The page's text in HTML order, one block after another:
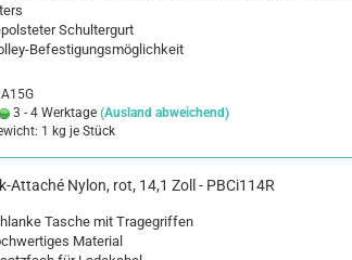
Schul­ter­gurt
​Befestigungsmöglichkeit
3 - 4 Werktage (Ausland abweichend)
1 kg je Stück
​​At­taché Nylon, rot, 14,1 Zoll - PBCi114R
Ta­sche mit Tra­ge­grif­fen
Ma­te­ri­al